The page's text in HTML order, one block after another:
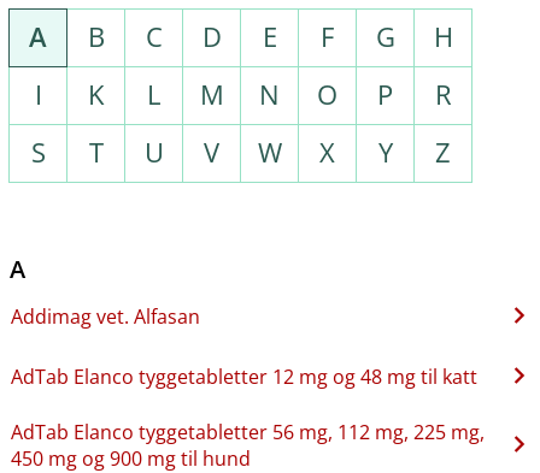
A B C D E F G
H
I
K L M N O P
R
S
T U V W X Y Z
A
Addimag vet. Alfasan
AdTab Elanco tyggetabletter 12 mg og 48 mg til katt
AdTab Elanco tyggetabletter 56 mg, 112 mg, 225 mg,
450 mg og 900 mg til hund